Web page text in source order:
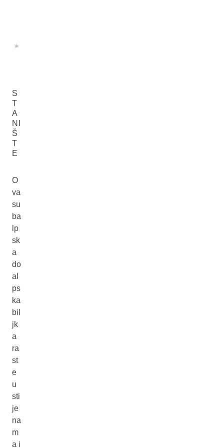
S
T
A
NI
Š
T
E
O
va
su
ba
lp
sk
a
do
al
ps
ka
bil
jk
a
ra
st
e
u
sti
je
na
m
a i